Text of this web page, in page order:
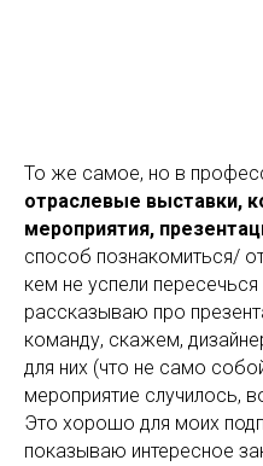
То же самое, но в
отраслевые выставки,
мероприятия,
способ познакомиться/
кем не успели
рассказываю про
команду, скажем,
для них (что не само
мероприятие случилось,
Это хорошо для моих
показываю интересное